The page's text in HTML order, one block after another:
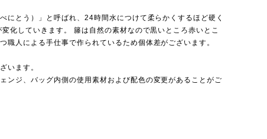
にとう）」と呼ばれ、24時間水につけて柔らかくするほど硬く
化していきます。 籐は自然の素材なので黒いところ赤いとこ
職人による手仕事で作られているため個体差がございます。
います。
ンジ、バッグ内側の使用素材および配色の変更があることがご